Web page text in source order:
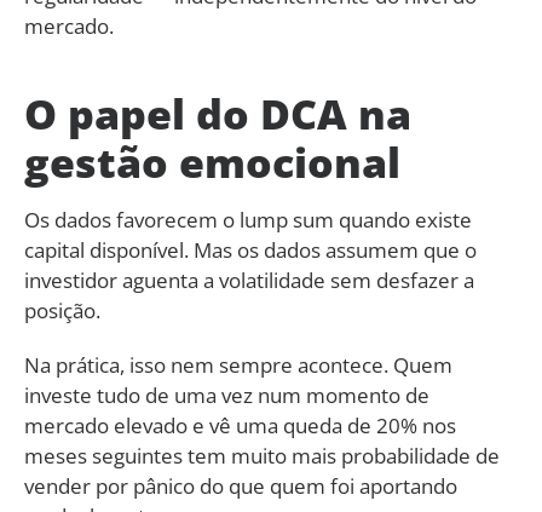
mercado.
O papel do DCA na
gestão emocional
Os dados favorecem o lump sum quando existe
capital disponível. Mas os dados assumem que o
investidor aguenta a volatilidade sem desfazer a
posição.
Na prática, isso nem sempre acontece. Quem
investe tudo de uma vez num momento de
mercado elevado e vê uma queda de 20% nos
meses seguintes tem muito mais probabilidade de
vender por pânico do que quem foi aportando